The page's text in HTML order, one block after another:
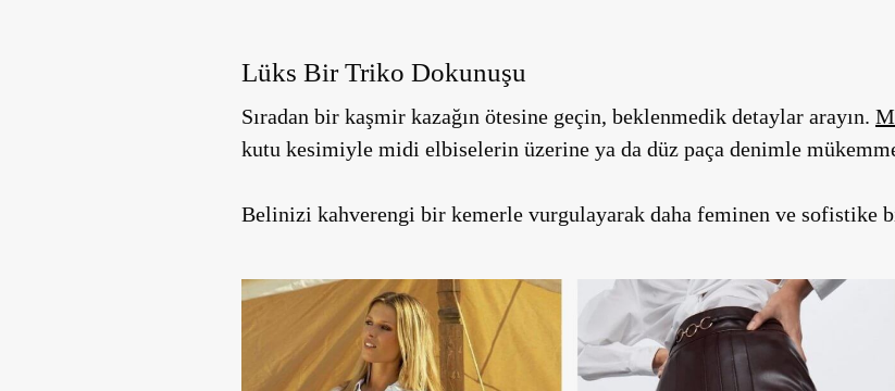
Lüks Bir Triko Dokunuşu
Sıradan bir kaşmir kazağın ötesine geçin, beklenmedik detaylar arayın.
kutu kesimiyle midi elbiselerin üzerine ya da düz paça denimle
Belinizi kahverengi bir kemerle vurgulayarak daha feminen ve sofistike